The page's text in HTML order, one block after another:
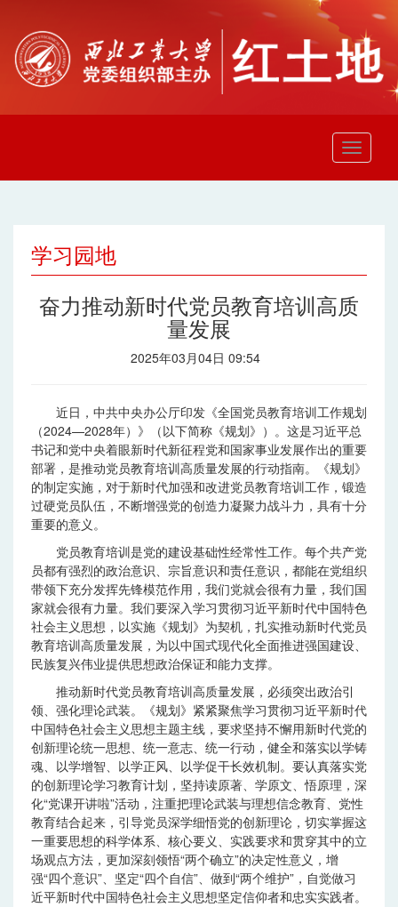
学习园地
奋力推动新时代党员教育培训高质
量发展
2025年03月04日 09:54
近日，中共中央办公厅印发《全国党员教育培训工作规划
（2024—2028年）》（以下简称《规划》）。这是习近平总
书记和党中央着眼新时代新征程党和国家事业发展作出的重要
部署，是推动党员教育培训高质量发展的行动指南。《规划》
的制定实施，对于新时代加强和改进党员教育培训工作，锻造
过硬党员队伍，不断增强党的创造力凝聚力战斗力，具有十分
重要的意义。
党员教育培训是党的建设基础性经常性工作。每个共产党
员都有强烈的政治意识、宗旨意识和责任意识，都能在党组织
带领下充分发挥先锋模范作用，我们党就会很有力量，我们国
家就会很有力量。我们要深入学习贯彻习近平新时代中国特色
社会主义思想，以实施《规划》为契机，扎实推动新时代党员
教育培训高质量发展，为以中国式现代化全面推进强国建设、
民族复兴伟业提供思想政治保证和能力支撑。
推动新时代党员教育培训高质量发展，必须突出政治引
领、强化理论武装。《规划》紧紧聚焦学习贯彻习近平新时代
中国特色社会主义思想主题主线，要求坚持不懈用新时代党的
创新理论统一思想、统一意志、统一行动，健全和落实以学铸
魂、以学增智、以学正风、以学促干长效机制。要认真落实党
的创新理论学习教育计划，坚持读原著、学原文、悟原理，深
化“党课开讲啦”活动，注重把理论武装与理想信念教育、党性
教育结合起来，引导党员深学细悟党的创新理论，切实掌握这
一重要思想的科学体系、核心要义、实践要求和贯穿其中的立
场观点方法，更加深刻领悟“两个确立”的决定性意义，增
强“四个意识”、坚定“四个自信”、做到“两个维护”，自觉做习
近平新时代中国特色社会主义思想坚定信仰者和忠实实践者。